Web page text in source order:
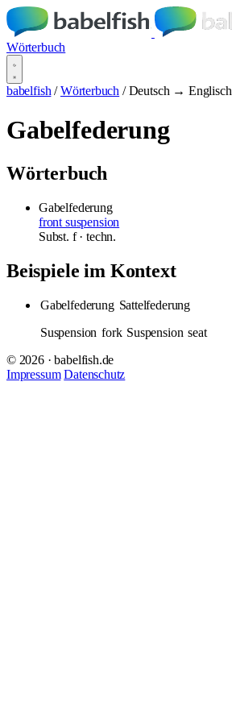
Wörterbuch
babelfish / Wörterbuch / Deutsch → Englisch
Gabelfederung
Wörterbuch
Gabelfederung
front suspension
Subst. f· techn.
Beispiele im Kontext
Gabelfederung Sattelfederung
Suspension fork Suspension seat
© 2026 · babelfish.de
Impressum Datenschutz